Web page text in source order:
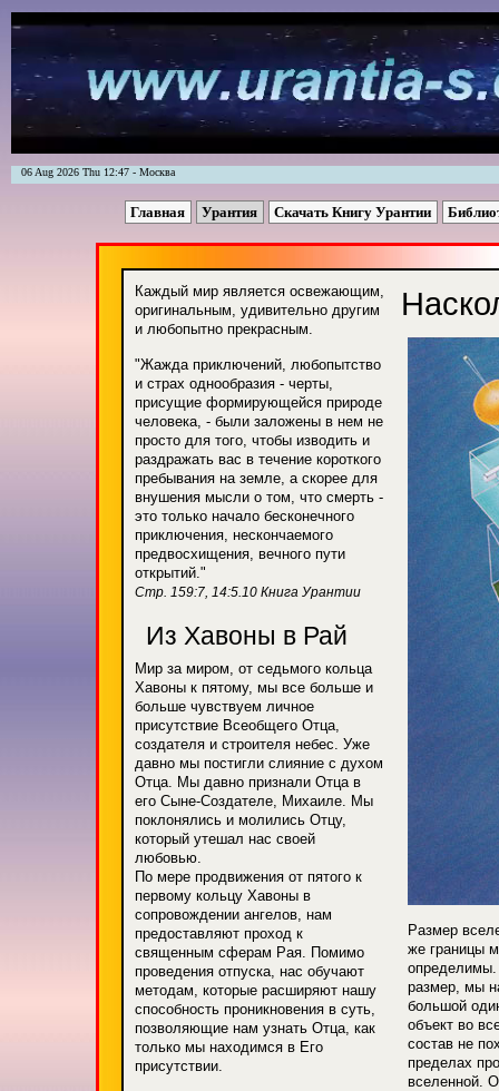
06 Aug 2026 Thu 12:47 - Москва
Главная Урантия Скачать Книгу Урантии
Каждый мир является освежающим,
оригинальным, удивительно другим
и любопытно прекрасным.
"Жажда приключений, любопытство
и страх однообразия - черты,
присущие формирующейся природе
человека, - были заложены в нем не
просто для того, чтобы изводить и
раздражать вас в течение короткого
пребывания на земле, а скорее для
внушения мысли о том, что смерть -
это только начало бесконечного
приключения, нескончаемого
предвосхищения, вечного пути
открытий."
Стр. 159:7, 14:5.10 Книга Урантии
Из Хавоны в Рай
Мир за миром, от седьмого кольца
Хавоны к пятому, мы все больше и
больше чувствуем личное
присутствие Всеобщего Отца,
создателя и строителя небес. Уже
давно мы постигли слияние с духом
Отца. Мы давно признали Отца в
его Сыне-Создателе, Михаиле. Мы
поклонялись и молились Отцу,
который утешал нас своей
любовью.
По мере продвижения от пятого к
первому кольцу Хавоны в
сопровождении ангелов, нам
предоставляют проход к
священным сферам Рая. Помимо
проведения отпуска, нас обучают
методам, которые расширяют нашу
способность проникновения в суть,
позволяющие нам узнать Отца, как
только мы находимся в Его
присутствии.
Размер
же границы
определимы.
размер, мы
большой
объект во
состав не
пределах
вселенной.